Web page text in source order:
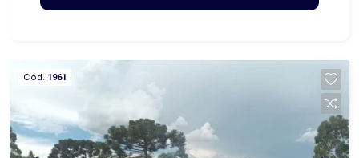
projetos, sejam eles residenciais ou comerciais,
conta com fácil acesso e está inserido em um
entorno em constante valorização. Uma excelente
construir em um terreno com metragem
estratégica e boas possibilidades de uso.
Cód. 1961